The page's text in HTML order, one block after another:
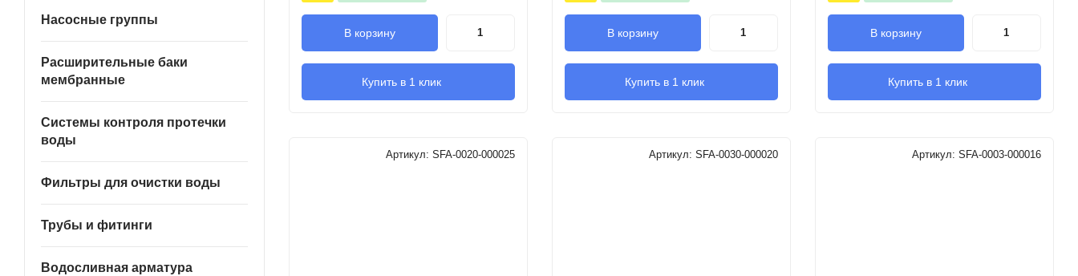
Насосные группы
Расширительные баки
мембранные
Системы контроля протечки
воды
Фильтры для очистки воды
Трубы и фитинги
Водосливная арматура
В корзину
Купить в 1 клик
В корзину
Купить в 1 клик
В корзину
Купить в 1 клик
Артикул: SFA-0020-000025 Артикул: SFA-0030-000020 Артикул: SFA-0003-000016